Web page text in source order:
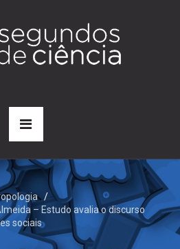
– Estudo avalia o discurso
sociais